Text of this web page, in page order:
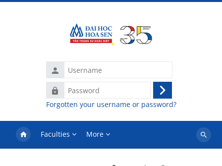
Username
Password
Log
in
Forgotten your username or password?
Faculties More
Search